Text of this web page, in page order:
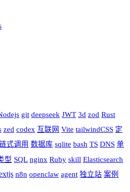
git deepseek JWT 3d zod Rust
zed codex 互联网 Vite tailwindCSS 定
式调用 数据库 sqlite bash TS DNS 单
型 SQL nginx Ruby skill Elasticsearch
n8n openclaw agent 独立站 案例